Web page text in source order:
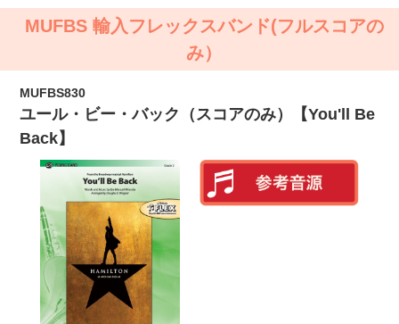
MUFBS 輸入フレックスバンド(フルスコアの
み）
MUFBS830
ユール・ビー・バック（スコアのみ）【You'll Be
Back】